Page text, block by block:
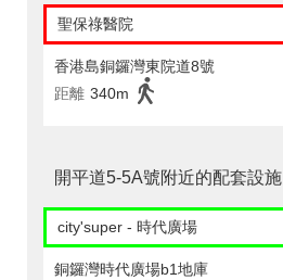
聖保祿醫院
香港島銅鑼灣東院道8號
距離 340m
開平道5-5A號附近的配套設施
city'super - 時代廣場
銅鑼灣時代廣場b1地庫